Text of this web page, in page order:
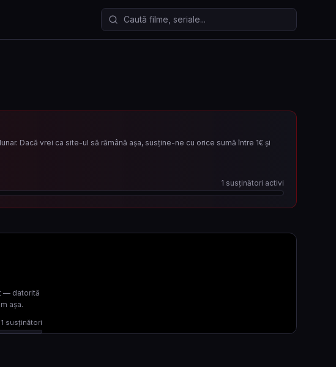
Caută filme și seriale
Dacă vrei ca site-ul să rămână așa, susține-ne cu orice sumă între 1€ și
1 susținători activi
— datorită
așa.
1 susținători